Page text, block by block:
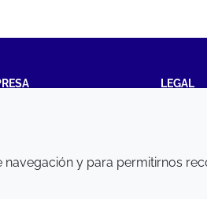
Report
LEGAL
navegación y para permitirnos